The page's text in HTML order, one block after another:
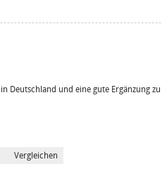
und eine gute Ergänzung zu
Vergleichen